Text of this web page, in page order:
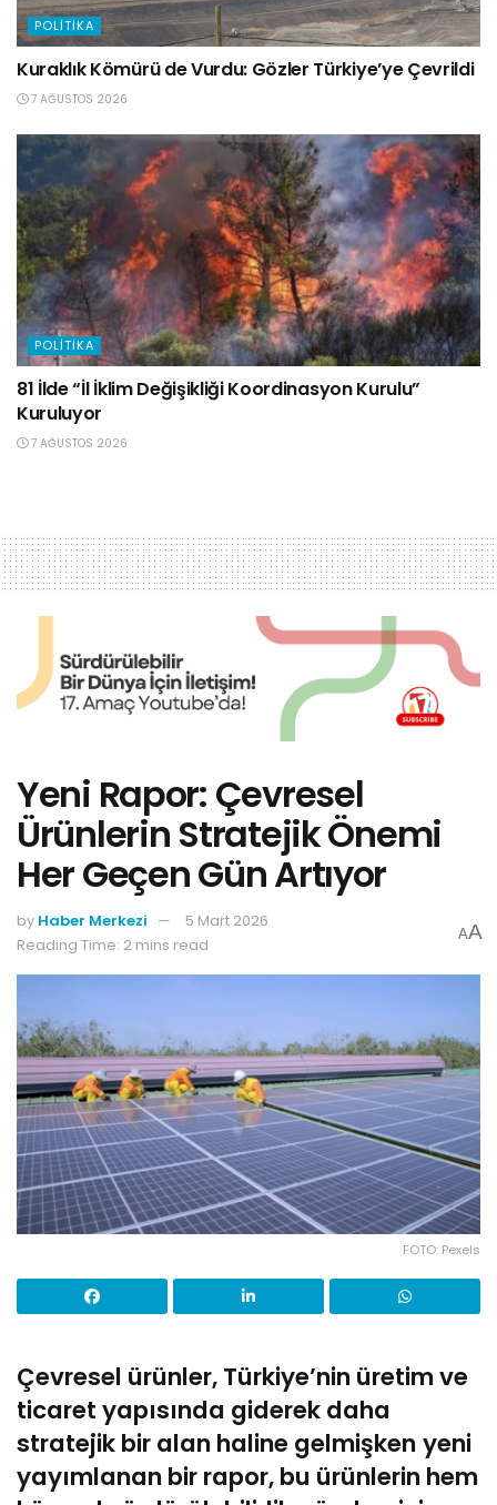
POLITIKA
Kuraklık Kömürü de Vurdu: Gözler Türkiye’ye Çevrildi
7 AĞUSTOS 2026
POLITIKA
81 İlde “İl İklim Değişikliği Koordinasyon Kurulu”
Kuruluyor
7 AĞUSTOS 2026
Yeni Rapor: Çevresel
Ürünlerin Stratejik Önemi
Her Geçen Gün Artıyor
by Haber Merkezi
5 Mart 2026
Reading Time: 2 mins read
AA
FOTO: Pexels
Çevresel ürünler, Türkiye’nin üretim ve
ticaret yapısında giderek daha
stratejik bir alan haline gelmişken yeni
yayımlanan bir rapor, bu ürünlerin hem